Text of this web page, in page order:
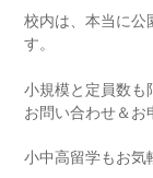
校内は、本当に公
す。
小規模と定員数も
お問い合わせ＆お
小中高留学もお気